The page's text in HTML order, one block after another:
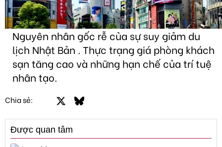
Nguyên nhân gốc rễ của sự suy giảm du
lịch Nhật Bản . Thực trạng giá phòng khách
sạn tăng cao và những hạn chế của trí tuệ
nhân tạo.
Chia sẻ: FacebookBluesky
Được quan tâm